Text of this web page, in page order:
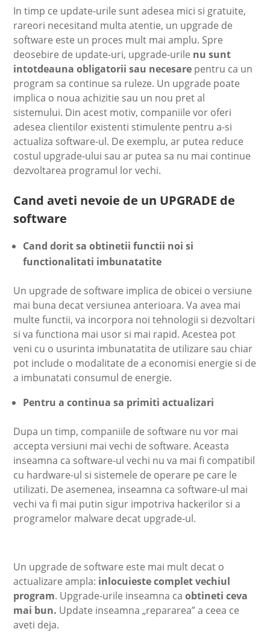
In timp ce update-urile sunt adesea mici si gratuite,
rareori necesitand multa atentie, un upgrade de
software este un proces mult mai amplu. Spre
deosebire de update-uri, upgrade-urile nu sunt
intotdeauna obligatorii sau necesare pentru ca un
program sa continue sa ruleze. Un upgrade poate
implica o noua achizitie sau un nou pret al
sistemului. Din acest motiv, companiile vor oferi
adesea clientilor existenti stimulente pentru a-si
actualiza software-ul. De exemplu, ar putea reduce
costul upgrade-ului sau ar putea sa nu mai continue
dezvoltarea programul lor vechi.
Cand aveti nevoie de un UPGRADE de
software
Cand dorit sa obtinetii functii noi si
functionalitati imbunatatite
Un upgrade de software implica de obicei o versiune
mai buna decat versiunea anterioara. Va avea mai
multe functii, va incorpora noi tehnologii si dezvoltari
si va functiona mai usor si mai rapid. Acestea pot
veni cu o usurinta imbunatatita de utilizare sau chiar
pot include o modalitate de a economisi energie si de
a imbunatati consumul de energie.
Pentru a continua sa primiti actualizari
Dupa un timp, companiile de software nu vor mai
accepta versiuni mai vechi de software. Aceasta
inseamna ca software-ul vechi nu va mai fi compatibil
cu hardware-ul si sistemele de operare pe care le
utilizati. De asemenea, inseamna ca software-ul mai
vechi va fi mai putin sigur impotriva hackerilor si a
programelor malware decat upgrade-ul.
Un upgrade de software este mai mult decat o
actualizare ampla: inlocuieste complet vechiul
program. Upgrade-urile inseamna caobtineti ceva
mai bun. Update inseamna „repararea” a ceea ce
aveti deja.